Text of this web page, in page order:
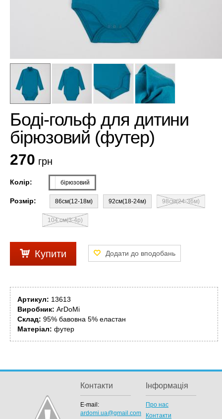
Боді-гольф для дитини
бірюзовий (футер)
270 грн
Колір: бірюзовий
Розмір: 86см(12-18м) 92см(18-24м) 98см(24-36м)
104 см(3-4р)
Купити
Артикул: 13613
Виробник: ArDoMi
Склад: 95% бавовна 5% еластан
Матеріал: футер
Контакти
E-mail:
ardomi.ua@gmail.com
Інформація
Про нас
Контакти